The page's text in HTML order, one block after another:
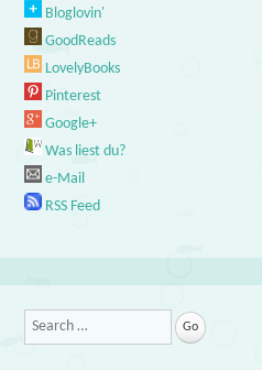
Bloglovin'
GoodReads
LovelyBooks
Pinterest
Google+
Was liest du?
e-Mail
RSS Feed
Search